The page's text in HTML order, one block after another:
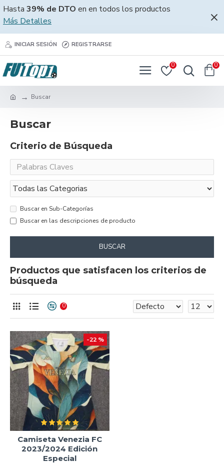
Hasta 39% de DTO en en todos los productos
Más Detalles
INICIAR SESIÓN REGISTRARSE
0 0
Buscar
Buscar
Criterio de Búsqueda
Buscar en Sub-Categorías
Buscar en las descripciones de producto
BUSCAR
Productos que satisfacen los criterios de
búsqueda
0
-22 %
Camiseta Venezia FC
2023/2024 Edición
Especial